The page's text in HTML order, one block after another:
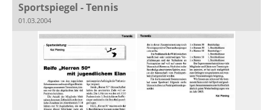
Sportspiegel - Tennis
01.03.2004